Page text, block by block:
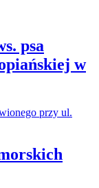
psa
w